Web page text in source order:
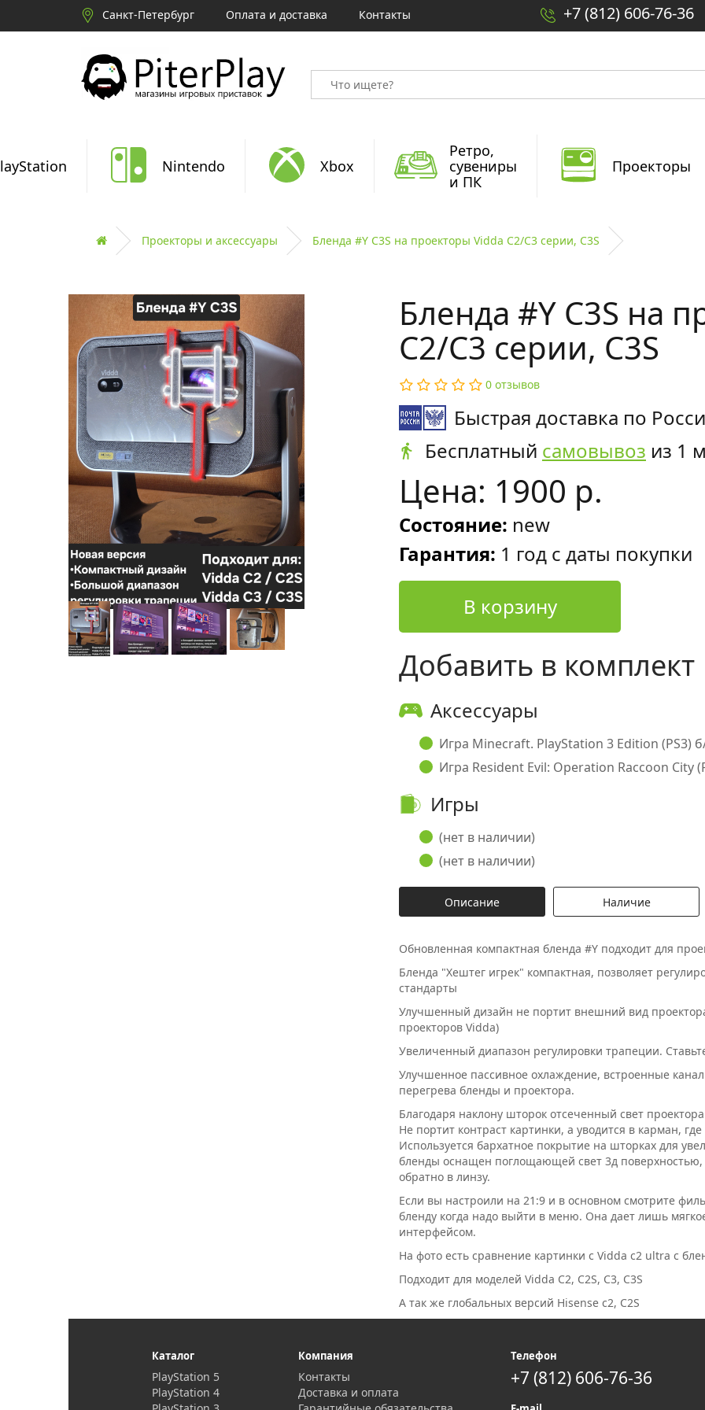
Санкт-Петербург Оплата и доставка Контакты +7 (812) 606-76-36
Nintendo Xbox
Ретро,
сувениры
и ПК
Проекторы
Проекторы и аксессуары Бленда #Y C3S на проекторы Vidda C2/C3 серии, C3S
Бленда #Y C3S на
C2/C3 серии, C3S
0 отзывов
Быстрая доставка по
Бесплатный самовывоз из 1
Цена: 1900 р.
Состояние: new
Гарантия: 1 год с даты покупки
В корзину
Добавить в комплект
Аксессуары
Игра Minecraft. PlayStation 3 Edition (PS3)
Игра Resident Evil: Operation Raccoon City
Игры
(нет в наличии)
(нет в наличии)
Описание Наличие
Обновленная компактная бленда #Y подходит для
Бленда "Хештег игрек" компактная, позволяет
стандарты
Улучшенный дизайн не портит внешний вид
проекторов Vidda)
Увеличенный диапазон регулировки трапеции.
Улучшенное пассивное охлаждение, встроенные
перегрева бленды и проектора.
Благодаря наклону шторок отсеченный свет
Не портит контраст картинки, а уводится в карман,
Используется бархатное покрытие на шторках для
бленды оснащен поглощающей свет 3д
обратно в линзу.
Если вы настроили на 21:9 и в основном смотрите
бленду когда надо выйти в меню. Она дает лишь
интерфейсом.
На фото есть сравнение картинки с Vidda c2 ultra с
Подходит для моделей Vidda C2, C2S, C3, C3S
А так же глобальных версий Hisense c2, C2S
Каталог
PlayStation 5
PlayStation 4
Компания
Контакты
Доставка и оплата
Телефон
+7 (812) 606-76-36